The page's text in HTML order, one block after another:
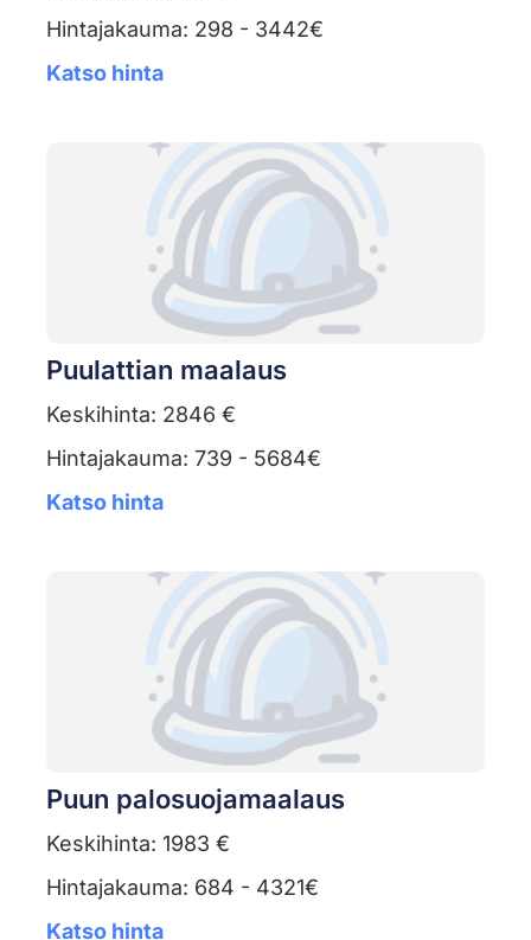
Hintajakauma: 298 - 3442€
Katso hinta
Puulattian maalaus
Keskihinta: 2846 €
Hintajakauma: 739 - 5684€
Katso hinta
Puun palosuojamaalaus
Keskihinta: 1983 €
Hintajakauma: 684 - 4321€
Katso hinta